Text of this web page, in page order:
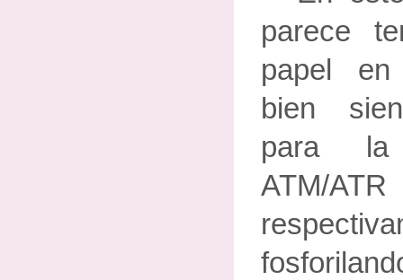
parece
papel en
bien
para la
ATM/